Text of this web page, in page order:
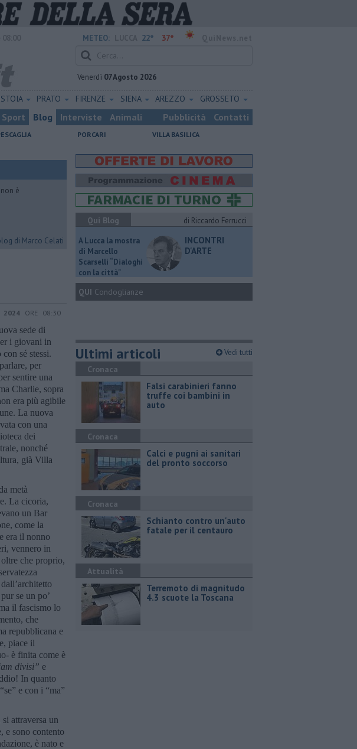
METEO: 22° 37°
Venerdì 07 Agosto 2026
PRATO FIRENZE SIENA AREZZO GROSSETO
Sport Blog Interviste Animali Pubblicità Contatti
PORCARI VILLA BASILICA
è
di Marco Celati
2024 ORE 08:30
sede di
i giovani in
sé stessi.
per
sentire una
Charlie, sopra
era più agibile
La nuova
con una
dei
nonché
già Villa
metà
La cicoria,
un Bar
come la
era il nonno
vennero in
che proprio,
se un po’
il fascismo lo
che
repubblicana e
piace il
è finita come è
divisi” e
In quanto
e con i “ma”
attraversa un
e sono contento
è nato e
Qui Blog
di Riccardo Ferrucci
A Lucca la mostra
di Marcello
Scarselli “Dialoghi
con la città"
INCONTRI
D'ARTE
QUI Condoglianze
Ultimi articoli Vedi tutti
Cronaca
Falsi carabinieri fanno
truffe coi bambini in
auto
Cronaca
Calci e pugni ai sanitari
del pronto soccorso
Cronaca
Schianto contro un'auto
fatale per il centauro
Attualità
Terremoto di magnitudo
4.3 scuote la Toscana